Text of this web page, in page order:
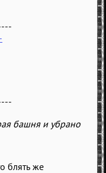
башня и убрано
блять же